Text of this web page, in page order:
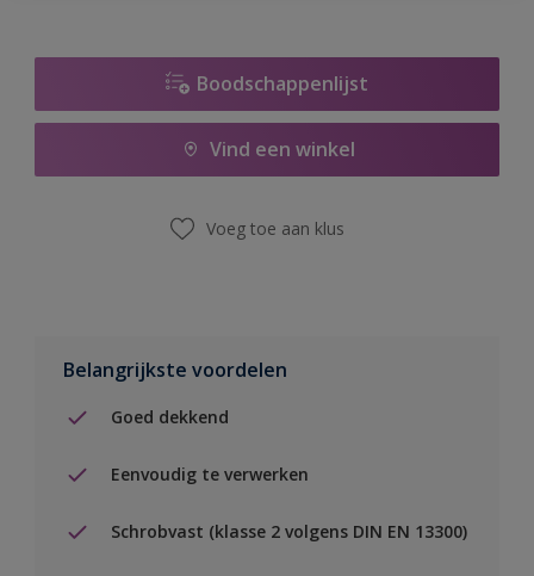
Boodschappenlijst
Vind een winkel
Voeg toe aan klus
Belangrijkste voordelen
Goed dekkend
Eenvoudig te verwerken
Schrobvast (klasse 2 volgens DIN EN 13300)